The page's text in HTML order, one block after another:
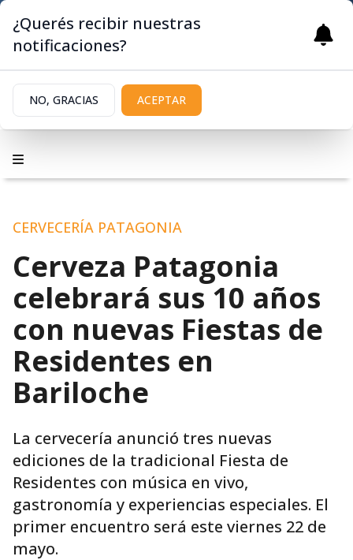
CERVECERÍA PATAGONIA
Cerveza Patagonia
celebrará sus 10 años
con nuevas Fiestas de
Residentes en
Bariloche
La cervecería anunció tres nuevas
ediciones de la tradicional Fiesta de
Residentes con música en vivo,
gastronomía y experiencias especiales. El
primer encuentro será este viernes 22 de
mayo.
¿Querés recibir nuestras
notificaciones?
NO, GRACIAS ACEPTAR